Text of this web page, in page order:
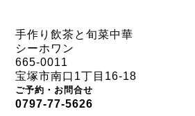
手作り飲茶と旬菜中華
シーホワン
665-0011
宝塚市南口1丁目16-18
ご予約・お問合せ
0797-77-5626